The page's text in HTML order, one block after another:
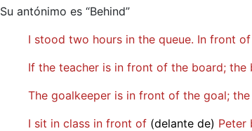
Su antónimo es “Behind”
I stood two hours in the queue. In front
If the teacher is in front of the board; the
The goalkeeper is in front of the goal;
I sit in class in front of (delante de) Peter